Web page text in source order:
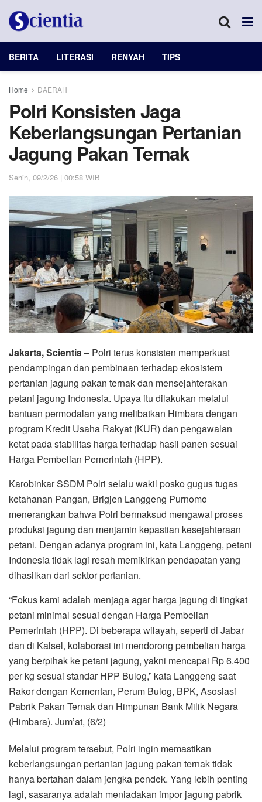
BERITA LITERASI RENYAH TIPS
Home DAERAH
Polri Konsisten Jaga
Keberlangsungan Pertanian
Jagung Pakan Ternak
Senin, 09/2/26 | 00:58 WIB
Jakarta, Scientia– Polri terus konsisten memperkuat
pendampingan dan pembinaan terhadap ekosistem
pertanian jagung pakan ternak dan mensejahterakan
petani jagung Indonesia. Upaya itu dilakukan melalui
bantuan permodalan yang melibatkan Himbara dengan
program Kredit Usaha Rakyat (KUR) dan pengawalan
ketat pada stabilitas harga terhadap hasil panen sesuai
Harga Pembelian Pemerintah (HPP).
Karobinkar SSDM Polri selalu wakil posko gugus tugas
ketahanan Pangan, Brigjen Langgeng Purnomo
menerangkan bahwa Polri bermaksud mengawal proses
produksi jagung dan menjamin kepastian kesejahteraan
petani. Dengan adanya program ini, kata Langgeng, petani
Indonesia tidak lagi resah memikirkan pendapatan yang
dihasilkan dari sektor pertanian.
“Fokus kami adalah menjaga agar harga jagung di tingkat
petani minimal sesuai dengan Harga Pembelian
Pemerintah (HPP). Di beberapa wilayah, seperti di Jabar
dan di Kalsel, kolaborasi ini mendorong pembelian harga
yang berpihak ke petani jagung, yakni mencapai Rp 6.400
per kg sesuai standar HPP Bulog,” kata Langgeng saat
Rakor dengan Kementan, Perum Bulog, BPK, Asosiasi
Pabrik Pakan Ternak dan Himpunan Bank Milik Negara
(Himbara). Jum’at, (6/2)
Melalui program tersebut, Polri ingin memastikan
keberlangsungan pertanian jagung pakan ternak tidak
hanya bertahan dalam jengka pendek. Yang lebih penting
lagi, sasaranya adalah meniadakan impor jagung pabrik